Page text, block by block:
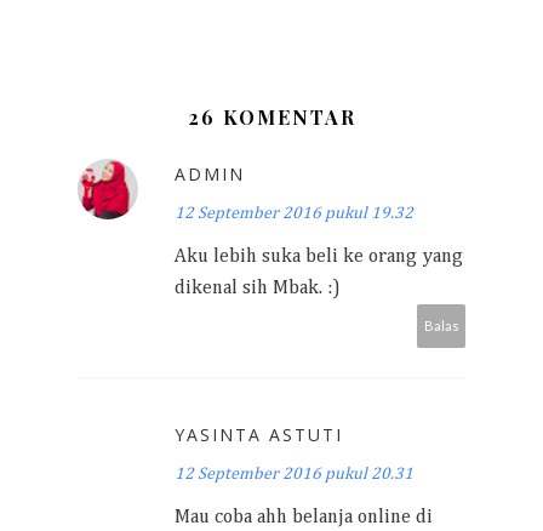
26 KOMENTAR
ADMIN
12 September 2016 pukul 19.32
Aku lebih suka beli ke orang yang
dikenal sih Mbak. :)
Balas
YASINTA ASTUTI
12 September 2016 pukul 20.31
Mau coba ahh belanja online di